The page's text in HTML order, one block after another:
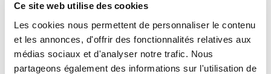
Ce site web utilise des cookies
Les cookies nous permettent de personnaliser le contenu
et les annonces, d'offrir des fonctionnalités relatives aux
médias sociaux et d'analyser notre trafic. Nous
partageons également des informations sur l'utilisation de
Martial Foucault, Guy Groux